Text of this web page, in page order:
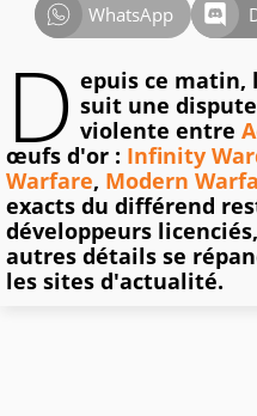
WhatsApp
D epuis ce matin,
suit une
violente entre
œufs d'or : Infinity
Warfare, Modern
exacts du différend
développeurs
autres détails se
les sites d'actualité.